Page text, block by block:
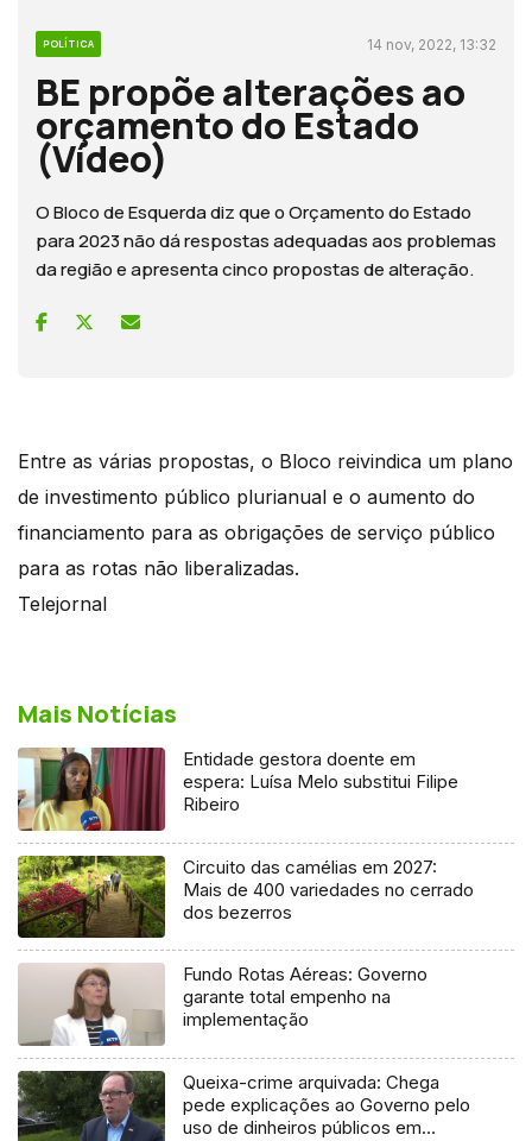
POLÍTICA 14 nov, 2022, 13:32
BE propõe alterações ao
orçamento do Estado
(Vídeo)
O Bloco de Esquerda diz que o Orçamento do Estado
para 2023 não dá respostas adequadas aos problemas
da região e apresenta cinco propostas de alteração.
Entre as várias propostas, o Bloco reivindica um plano
de investimento público plurianual e o aumento do
financiamento para as obrigações de serviço público
para as rotas não liberalizadas.
Telejornal
Mais Notícias
Entidade gestora doente em
espera: Luísa Melo substitui Filipe
Ribeiro
Circuito das camélias em 2027:
Mais de 400 variedades no cerrado
dos bezerros
Fundo Rotas Aéreas: Governo
garante total empenho na
implementação
Queixa-crime arquivada: Chega
pede explicações ao Governo pelo
uso de dinheiros públicos em